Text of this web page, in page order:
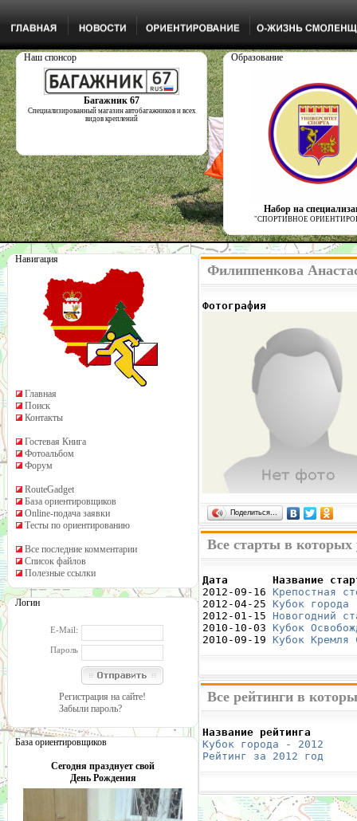
Наш спонсор
Багажник 67
Специализированный магазин автобагажников и всех
видов креплений
Образование
Набор на
"СПОРТИВНОЕ
Навигация
Главная
Поиск
Контакты
Гостевая Книга
Фотоальбом
Форум
RouteGadget
База ориентировщиков
Online-подача заявки
Тесты по ориентированию
Все последние комментарии
Список файлов
Полезные ссылки
Логин
E-Mail:
Пароль
Регистрация на сайте!
Забыли пароль?
База ориентировщиков
Сегодня празднует свой
День Рождения
Филиппенкова
Фотография
Поделиться…
Все старты в которых
Дата       Название
2012-09-16 Крепостная
2012-04-25 Кубок
2012-01-15 Новогодний
2010-10-03 Кубок
2010-09-19 Кубок Кремля
Все рейтинги в
Название рейтинга
Кубок города - 2012
Рейтинг за 2012 год